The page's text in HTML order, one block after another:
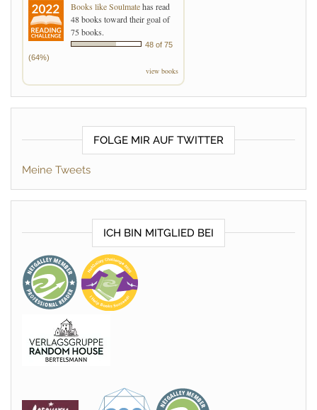
Books like Soulmatehas read
48 books toward their goal of
75 books.
48 of 75
(64%)
view books
FOLGE MIR AUF TWITTER
Meine Tweets
ICH BIN MITGLIED BEI